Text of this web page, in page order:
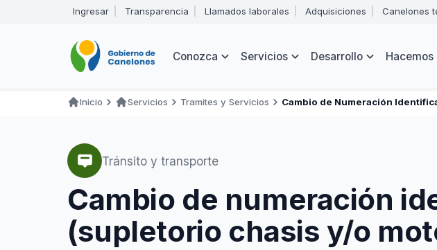
Ingresar Transparencia Llamados laborales Adquisiciones Canelones
Navegación
Conozca Servicios Desarrollo Hacemos
navegación
Inicio Servicios Tramites y Servicios Cambio de Numeración
Tránsito y transporte
Cambio de numeración
(supletorio chasis y/o